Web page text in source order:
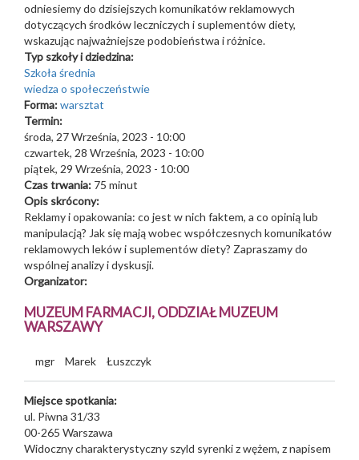
odniesiemy do dzisiejszych komunikatów reklamowych
dotyczących środków leczniczych i suplementów diety,
wskazując najważniejsze podobieństwa i różnice.
Typ szkoły i dziedzina:
Szkoła średnia
wiedza o społeczeństwie
Forma:warsztat
Termin:
środa, 27 Września, 2023 - 10:00
czwartek, 28 Września, 2023 - 10:00
piątek, 29 Września, 2023 - 10:00
Czas trwania: 75 minut
Opis skrócony:
Reklamy i opakowania: co jest w nich faktem, a co opinią lub
manipulacją? Jak się mają wobec współczesnych komunikatów
reklamowych leków i suplementów diety? Zapraszamy do
wspólnej analizy i dyskusji.
Organizator:
MUZEUM FARMACJI, ODDZIAŁ MUZEUM
WARSZAWY
mgr Marek Łuszczyk
Miejsce spotkania:
ul. Piwna 31/33
00-265 Warszawa
Widoczny charakterystyczny szyld syrenki z wężem, z napisem